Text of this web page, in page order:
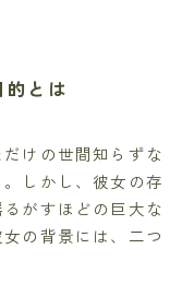
とは
けの世間知らずな
しかし、彼女の存
がすほどの巨大な
の背景には、二つ